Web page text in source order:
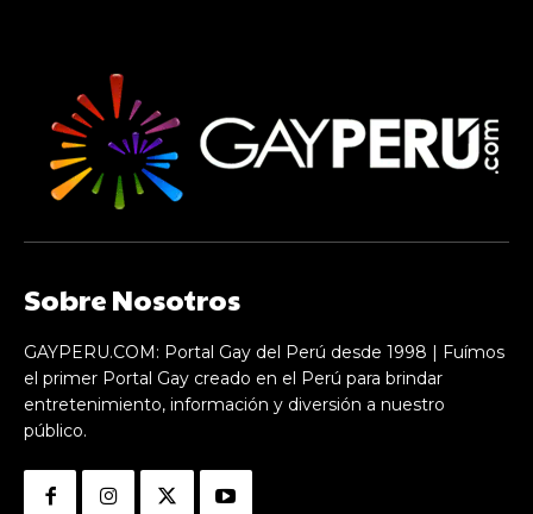
Sobre Nosotros
GAYPERU.COM: Portal Gay del Perú desde 1998 | Fuímos
el primer Portal Gay creado en el Perú para brindar
entretenimiento, información y diversión a nuestro
público.